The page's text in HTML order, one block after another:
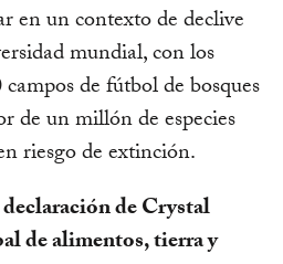
en un contexto de declive
mundial, con los
de fútbol de bosques
de un millón de especies
riesgo de extinción.
de Crystal
de alimentos, tierra y